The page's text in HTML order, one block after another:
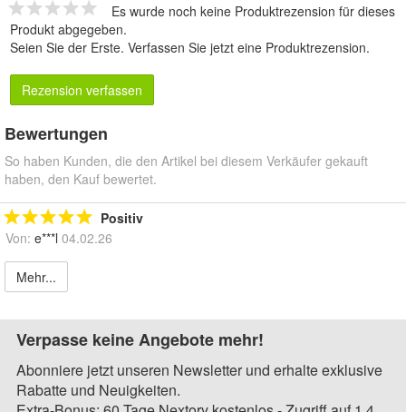
Es wurde noch keine Produktrezension für dieses
Produkt abgegeben.
Seien Sie der Erste. Verfassen Sie jetzt eine Produktrezension.
Rezension verfassen
Bewertungen
So haben Kunden, die den Artikel bei diesem Verkäufer gekauft
haben, den Kauf bewertet.
Positiv
Von: e***l 04.02.26
Mehr...
Verpasse keine Angebote mehr!
Abonniere jetzt unseren Newsletter und erhalte exklusive
Rabatte und Neuigkeiten.